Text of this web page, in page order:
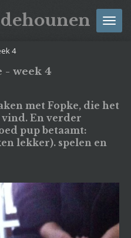
4
- week 4
met Fopke, die het
En verder
pup betaamt:
lekker). spelen en